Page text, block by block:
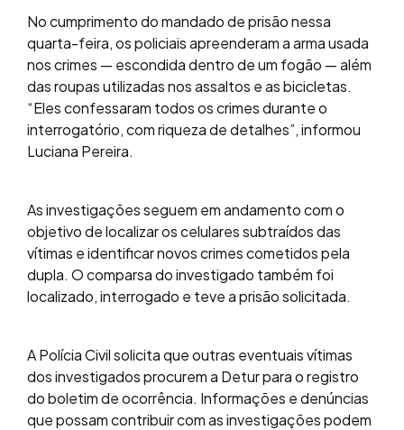
No cumprimento do mandado de prisão nessa
quarta-feira, os policiais apreenderam a arma usada
nos crimes — escondida dentro de um fogão — além
das roupas utilizadas nos assaltos e as bicicletas.
“Eles confessaram todos os crimes durante o
interrogatório, com riqueza de detalhes”, informou
Luciana Pereira.
As investigações seguem em andamento com o
objetivo de localizar os celulares subtraídos das
vítimas e identificar novos crimes cometidos pela
dupla. O comparsa do investigado também foi
localizado, interrogado e teve a prisão solicitada.
A Polícia Civil solicita que outras eventuais vítimas
dos investigados procurem a Detur para o registro
do boletim de ocorrência. Informações e denúncias
que possam contribuir com as investigações podem